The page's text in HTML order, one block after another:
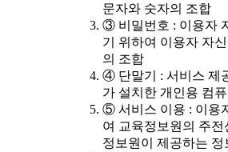
문자와 숫자의 조합
③ 비밀번호 : 이용자
기 위하여 이용자 자
의 조합
④ 단말기 : 서비스 제
가 설치한 개인용 컴
⑤ 서비스 이용 : 이용
여 교육정보원의 주
정보원이 제공하는 정